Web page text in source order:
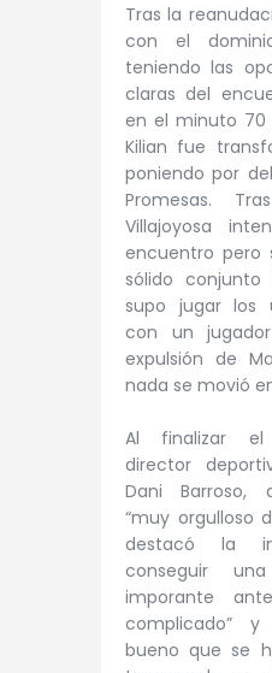
Tras la
con el
teniendo las
claras del
en el minuto 70
Kilian fue
poniendo por
Promesas.
Villajoyosa
encuentro pero
sólido conjunto
supo jugar los
con un
expulsión de
nada se movió
Al finalizar el
director
Dani Barroso,
“muy orgulloso
destacó la
conseguir
imporante
complicado”
bueno que se